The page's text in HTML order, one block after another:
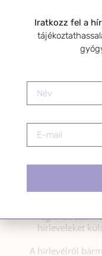
E-mail cím*
foglaltak
A hírlevélről
Iratkozz fel a